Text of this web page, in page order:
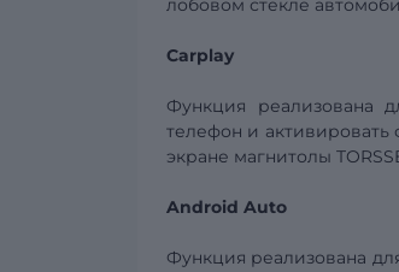
лобовом стекле
Carplay
Функция реализована
телефон и
экране магнитолы
Android Auto
Функция реализована